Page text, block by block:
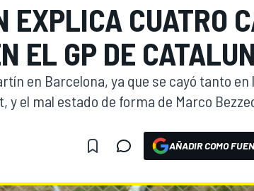
EXPLICA CUATRO
EL GP DE
en Barcelona, ya que se cayó tanto en
el mal estado de forma de Marco
AÑADIR COMO